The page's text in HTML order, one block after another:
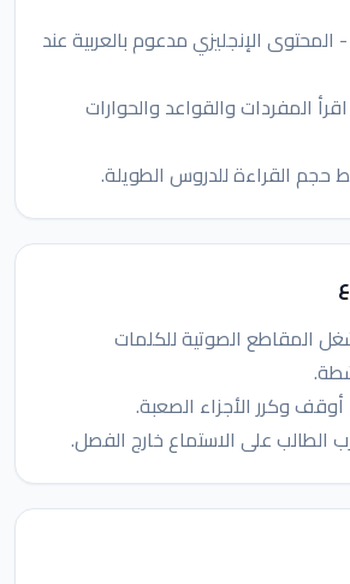
المحتوى الإنجليزي مدعوم بالعربية عند
المفردات والقواعد والحوارات
القراءة للدروس الطويلة.
المقاطع الصوتية للكلمات
وكرر الأجزاء الصعبة.
الطالب على الاستماع خارج الفصل.